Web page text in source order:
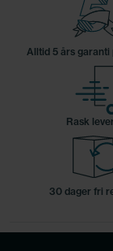
Alltid 5 års garanti
Rask
30 dager fri